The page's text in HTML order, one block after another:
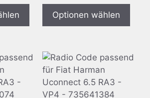
Optionen wählen